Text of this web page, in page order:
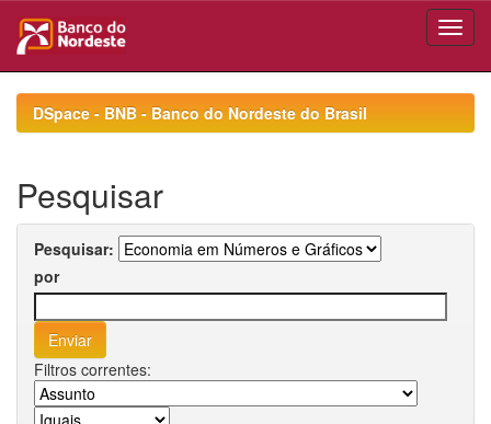
navigationDSpace - BNB - Banco do Nordeste do Brasil
Pesquisar
Pesquisar:
por
Filtros correntes: